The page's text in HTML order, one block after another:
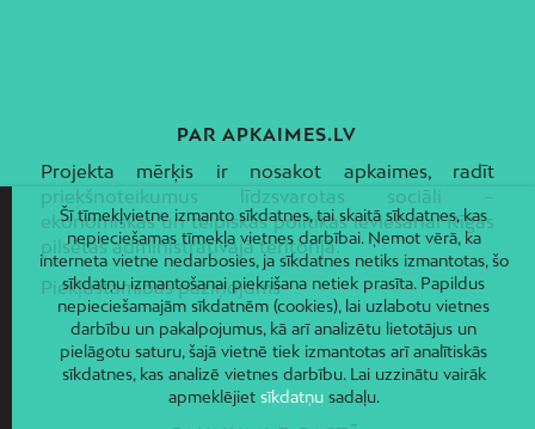
PAR APKAIMES.LV
Projekta mērķis ir nosakot apkaimes, radīt
priekšnoteikumus līdzsvarotas sociāli –
ekonomiskās un telpiskās politikas ieviešanai Rīgas
pilsētas administratīvajā teritorijā.
Piekļūstamības paziņojums
Šī tīmekļvietne izmanto sīkdatnes, tai skaitā sīkdatnes, kas
nepieciešamas tīmekļa vietnes darbībai. Ņemot vērā, ka
interneta vietne nedarbosies, ja sīkdatnes netiks izmantotas, šo
sīkdatņu izmantošanai piekrišana netiek prasīta. Papildus
nepieciešamajām sīkdatnēm (cookies), lai uzlabotu vietnes
darbību un pakalpojumus, kā arī analizētu lietotājus un
pielāgotu saturu, šajā vietnē tiek izmantotas arī analītiskās
sīkdatnes, kas analizē vietnes darbību. Lai uzzinātu vairāk
apmeklējiet sīkdatņusadaļu.